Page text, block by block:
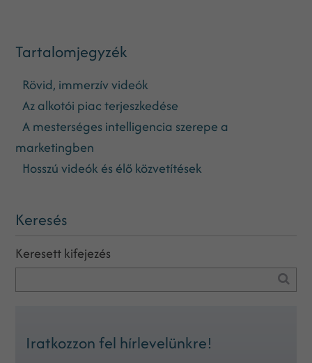
Tartalomjegyzék
Rövid, immerzív videók
Az alkotói piac terjeszkedése
A mesterséges intelligencia szerepe a
marketingben
Hosszú videók és élő közvetítések
Keresés
Keresett kifejezés
Iratkozzon fel hírlevelünkre!